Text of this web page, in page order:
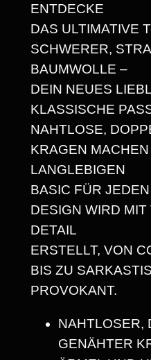
C
H
T
E
N
:
Z
E
I
T
F
Ü
R
L
A
ENTDECKE
DAS ULTIMATIVE
SCHWERER,
BAUMWOLLE –
DEIN NEUES
KLASSISCHE
NAHTLOSE,
KRAGEN
LANGLEBIGEN
BASIC FÜR
DESIGN WIRD
DETAIL
ERSTELLT, VON
BIS ZU
PROVOKANT.
NAHTLOSER,
GENÄHTER